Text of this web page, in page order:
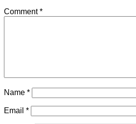
Comment*
Name *
Email *